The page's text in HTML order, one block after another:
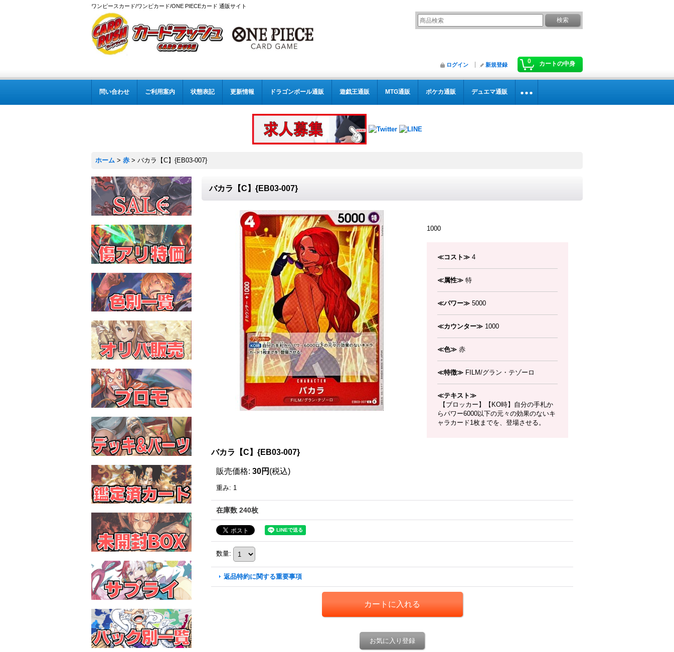
ワンピースカード/ワンピカード/ONE PIECEカード 通販サイト
0 カートの中身
ログイン 新規登録
問い合わせ ご利用案内 状態表記 更新情報 ドラゴンボール通販 遊戯王通販 MTG通販 ポケカ通販 デュエマ通販
ホーム > 赤 > バカラ【C】{EB03-007}
バカラ【C】{EB03-007}
1000
≪コスト≫ 4
≪属性≫ 特
≪パワー≫ 5000
≪カウンター≫ 1000
≪色≫ 赤
≪特徴≫ FILM/グラン・テゾーロ
≪テキスト≫
【ブロッカー】【KO時】自分の手札か
らパワー6000以下の元々の効果のないキ
ャラカード1枚までを、登場させる。
バカラ【C】{EB03-007}
販売価格: 30円 (税込)
重み: 1
在庫数 240枚
数量:
返品特約に関する重要事項
お気に入り登録